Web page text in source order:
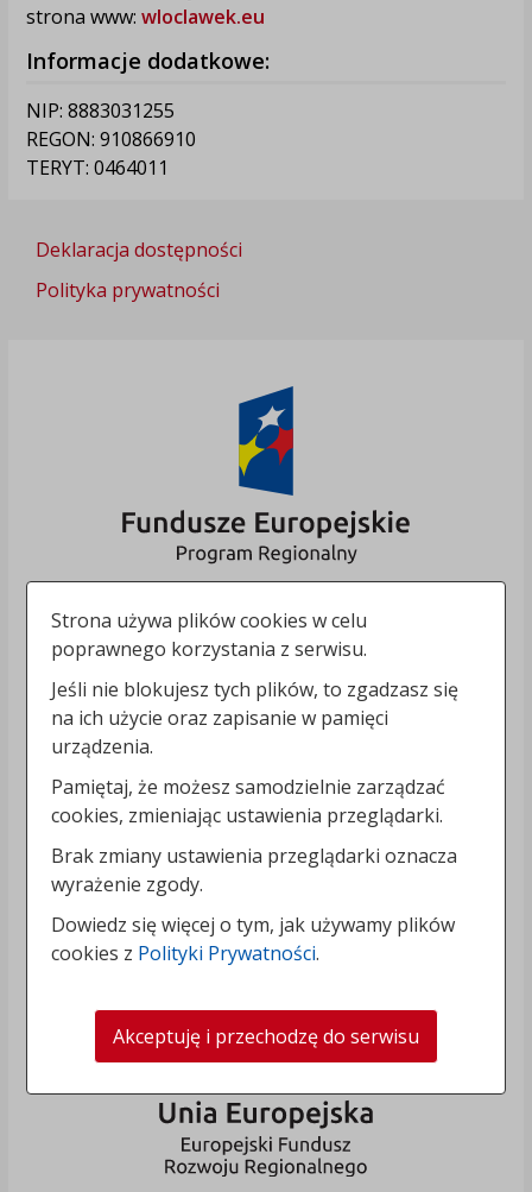
strona www: wloclawek.eu
Informacje dodatkowe:
NIP: 8883031255
REGON: 910866910
TERYT: 0464011
Deklaracja dostępności
Polityka prywatności
Strona używa plików cookies w celu
poprawnego korzystania z serwisu.
Jeśli nie blokujesz tych plików, to zgadzasz się
na ich użycie oraz zapisanie w pamięci
urządzenia.
Pamiętaj, że możesz samodzielnie zarządzać
cookies, zmieniając ustawienia przeglądarki.
Brak zmiany ustawienia przeglądarki oznacza
wyrażenie zgody.
Dowiedz się więcej o tym, jak używamy plików
cookies z Polityki Prywatności.
Akceptuję i przechodzę do serwisu